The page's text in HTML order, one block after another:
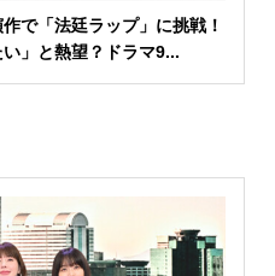
で「法廷ラップ」に挑戦！
」と熱望？ドラマ9...